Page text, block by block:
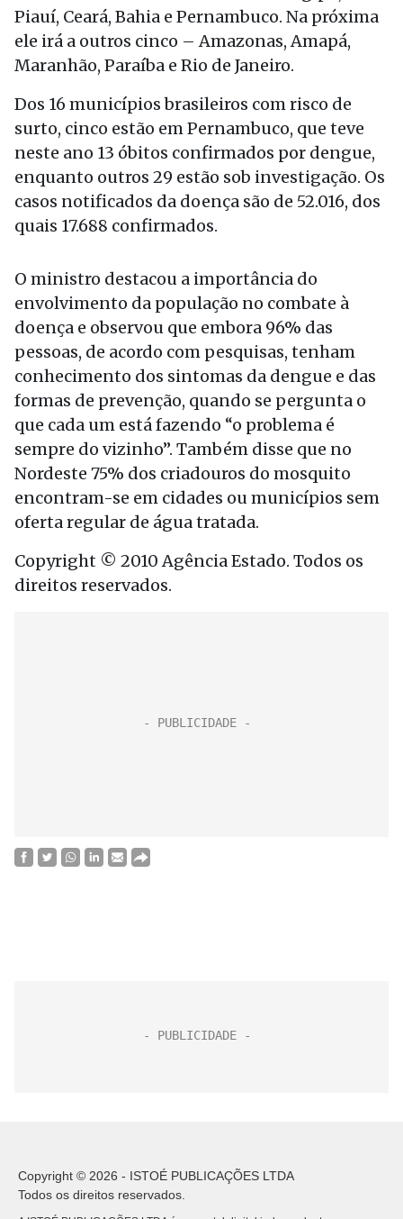
Piauí, Ceará, Bahia e Pernambuco. Na próxima
ele irá a outros cinco – Amazonas, Amapá,
Maranhão, Paraíba e Rio de Janeiro.
Dos 16 municípios brasileiros com risco de
surto, cinco estão em Pernambuco, que teve
neste ano 13 óbitos confirmados por dengue,
enquanto outros 29 estão sob investigação. Os
casos notificados da doença são de 52.016, dos
quais 17.688 confirmados.
O ministro destacou a importância do
envolvimento da população no combate à
doença e observou que embora 96% das
pessoas, de acordo com pesquisas, tenham
conhecimento dos sintomas da dengue e das
formas de prevenção, quando se pergunta o
que cada um está fazendo “o problema é
sempre do vizinho”. Também disse que no
Nordeste 75% dos criadouros do mosquito
encontram-se em cidades ou municípios sem
oferta regular de água tratada.
Copyright © 2010 Agência Estado. Todos os
direitos reservados.
Copyright © 2026 - ISTOÉ PUBLICAÇÕES LTDA
Todos os direitos reservados.